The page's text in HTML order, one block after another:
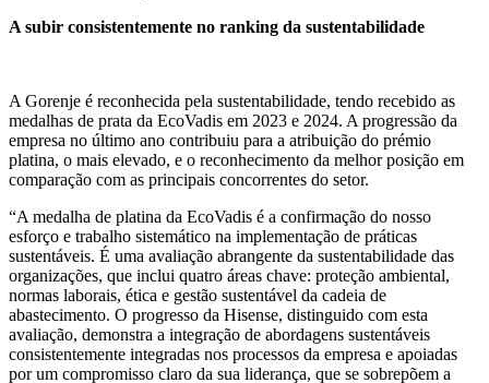
A subir consistentemente no ranking da sustentabilidade
A Gorenje é reconhecida pela sustentabilidade, tendo recebido as
medalhas de prata da EcoVadis em 2023 e 2024. A progressão da
empresa no último ano contribuiu para a atribuição do prémio
platina, o mais elevado, e o reconhecimento da melhor posição em
comparação com as principais concorrentes do setor.
“A medalha de platina da EcoVadis é a confirmação do nosso
esforço e trabalho sistemático na implementação de práticas
sustentáveis. É uma avaliação abrangente da sustentabilidade das
organizações, que inclui quatro áreas chave: proteção ambiental,
normas laborais, ética e gestão sustentável da cadeia de
abastecimento. O progresso da Hisense, distinguido com esta
avaliação, demonstra a integração de abordagens sustentáveis
consistentemente integradas nos processos da empresa e apoiadas
por um compromisso claro da sua liderança, que se sobrepõem a